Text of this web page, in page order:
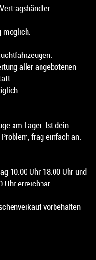
möglich.
aller angebotenen
am Lager. Ist dein
frag einfach an.
10.00 Uhr-18.00 Uhr und
Uhr erreichbar.
vorbehalten